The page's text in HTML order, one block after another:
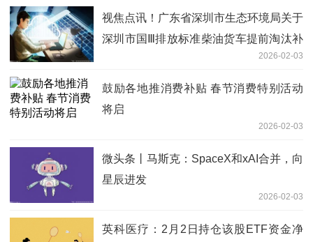
视焦点讯！广东省深圳市生态环境局关于
深圳市国Ⅲ排放标准柴油货车提前淘汰补
贴名单（第四十六批）公示的通知2026-02-03
鼓励各地推消费补贴 春节消费特别活动
将启
2026-02-03
微头条丨马斯克：SpaceX和xAI合并，向
星辰进发
2026-02-03
英科医疗：2月2日持仓该股ETF资金净